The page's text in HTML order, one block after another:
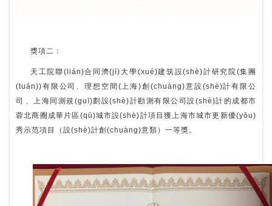
獎項二：
天工院聯(lián)合同濟(jì)大學(xué)建筑設(shè)計研究院(集團
(tuán))有限公司、理想空間(上海)創(chuàng)意設(shè)計有限公
司、上海同測規(guī)劃設(shè)計勘測有限公司設(shè)計的成都市
蓉北商圈成華片區(qū)城市設(shè)計項目獲上海市城市更新優(yōu)
秀示范項目（設(shè)計創(chuàng)意類）一等獎。